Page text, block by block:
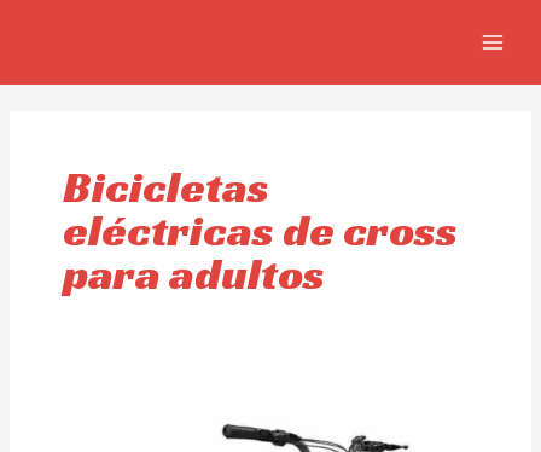
Bicicletas
eléctricas de cross
para adultos